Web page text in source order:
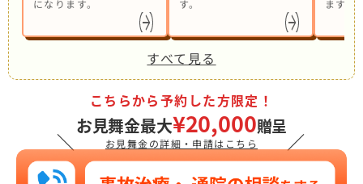
になります。
す。
ます。
すべて見る
＼
こちらから予約した方限定！
お見舞金最大¥20,000贈呈
お見舞金の詳細・申請はこちら ／